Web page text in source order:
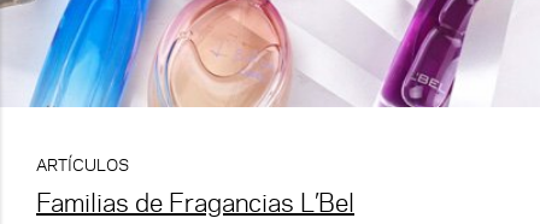
ARTÍCULOS
Familias de Fragancias L’Bel